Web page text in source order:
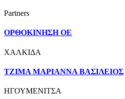
Partners
ΟΡΘΟΚΙΝΗΣΗ ΟΕ
ΧΑΛΚΙΔΑ
ΤΖΙΜΑ ΜΑΡΙΑΝΝΑ ΒΑΣΙΛΕΙΟΣ
ΗΓΟΥΜΕΝΙΤΣΑ